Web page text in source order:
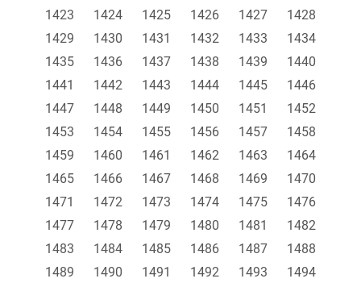
1423
1424 1425 1426 1427
1428
1429
1430 1431 1432 1433
1434
1435
1436 1437 1438 1439
1440
1441
1442 1443 1444 1445
1446
1447
1448 1449 1450 1451
1452
1453
1454 1455 1456 1457
1458
1459
1460 1461 1462 1463
1464
1465
1466 1467 1468 1469
1470
1471
1472 1473 1474 1475
1476
1477
1478 1479 1480 1481
1482
1483
1484 1485 1486 1487
1488
1489
1490 1491 1492 1493
1494